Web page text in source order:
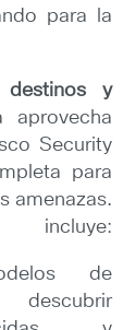
para la
destinos y
aprovecha
Security
para
amenazas.
de